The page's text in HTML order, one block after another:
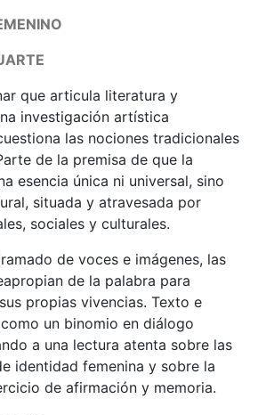
que articula literatura y
investigación artística
las nociones tradicionales
de la premisa de que la
esencia única ni universal, sino
situada y atravesada por
sociales y culturales.
de voces e imágenes, las
de la palabra para
propias vivencias. Texto e
un binomio en diálogo
a una lectura atenta sobre las
identidad femenina y sobre la
de afirmación y memoria.